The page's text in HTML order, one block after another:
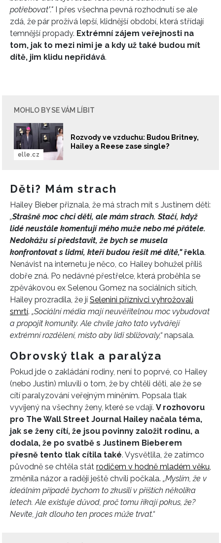
INFORMACE
REDAKCE
potřebovatʽ." I přes všechna pevná rozhodnutí se ale
zdá, že pár prožívá lepší, klidnější období, která střídají
temnější propady. Extrémní zájem veřejnosti na
tom, jak to mezi nimi je a kdy už také budou mít
dítě, jim klidu nepřidává.
MOHLO BY SE VÁM LÍBIT
Rozvody ve vzduchu: Budou Britney,
Hailey a Reese zase single?
elle.cz
Děti? Mám strach
Hailey Bieber přiznala, že má strach mít s Justinem děti:
„Strašně moc chci děti, ale mám strach. Stačí, když
lidé neustále komentují mého muže nebo mé přátele.
Nedokážu si představit, že bych se musela
konfrontovat s lidmi, kteří budou řešit mé dítě," řekla.
Nenávist na internetu je něco, co Hailey bohužel příliš
dobře zná. Po nedávné přestřelce, která proběhla se
zpěvákovou ex Selenou Gomez na sociálních sítích,
Hailey prozradila, že jí Selenini příznivci vyhrožovali
smrtí. „Sociální média mají neuvěřitelnou moc vybudovat
a propojit komunity. Ale chvíle jako tato vytvářejí
extrémní rozdělení, místo aby lidi sbližovaly,“ napsala.
Obrovský tlak a paralýza
Pokud jde o zakládání rodiny, není to poprvé, co Hailey
(nebo Justin) mluvili o tom, že by chtěli děti, ale že se
cítí paralyzování veřejným míněním. Popsala tlak
vyvíjený na všechny ženy, které se vdají. V rozhovoru
pro The Wall Street Journal Hailey načala téma,
jak se ženy cítí, že jsou povinny založit rodinu, a
dodala, že po svatbě s Justinem Bieberem
přesně tento tlak cítila také. Vysvětlila, že zatímco
původně se chtěla stát rodičem v hodně mladém věku,
změnila názor a raději ještě chvíli počkala. „Myslím, že v
ideálním případě bychom to zkusili v příštích několika
letech. Ale existuje důvod, proč tomu říkají pokus, že?
Nevíte, jak dlouho ten proces může trvat.“